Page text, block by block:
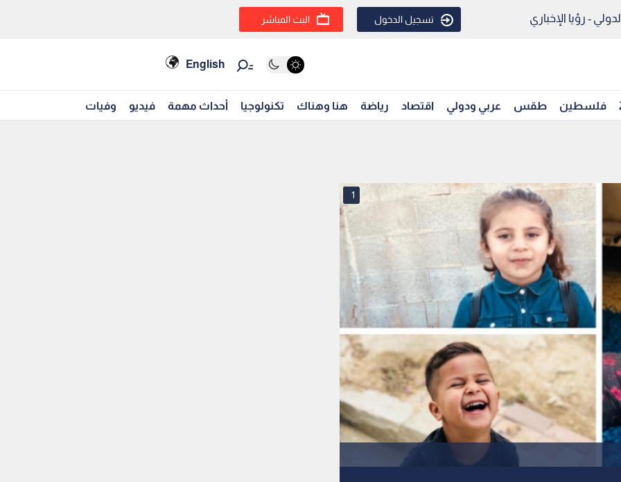
- رؤيا الإخباري تسجيل الدخول البث المباشر
English
فلسطين طقس عربي ودولي اقتصاد رياضة هنا وهناك تكنولوجيا أحداث مهمة فيديو وفيات
1